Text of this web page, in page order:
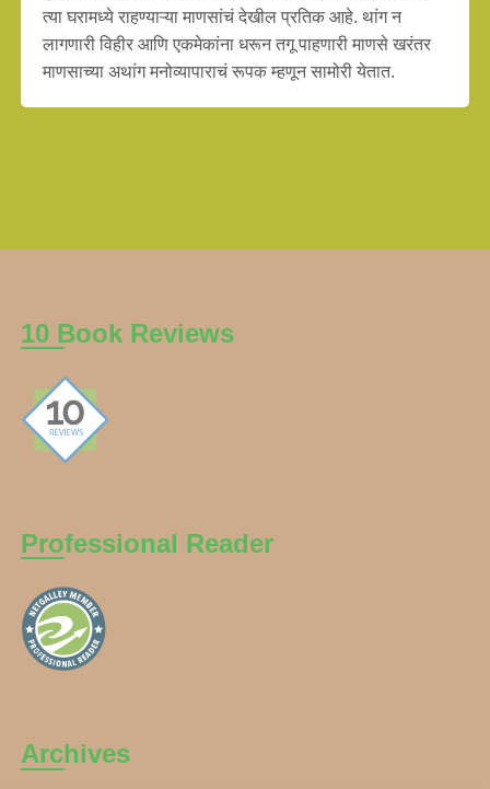
त्या घरामध्ये राहण्याऱ्या माणसांचं देखील प्रतिक आहे. थांग न
लागणारी विहीर आणि एकमेकांना धरून तगू पाहणारी माणसे खरंतर
माणसाच्या अथांग मनोव्यापाराचं रूपक म्हणून सामोरी येतात.
10 Book Reviews
Professional Reader
Archives